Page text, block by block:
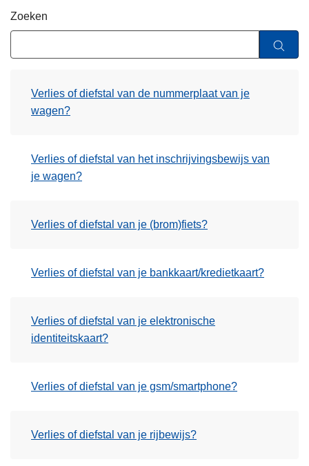
Zoeken
Verlies of diefstal van de nummerplaat van je
wagen?
Verlies of diefstal van het inschrijvingsbewijs van
je wagen?
Verlies of diefstal van je (brom)fiets?
Verlies of diefstal van je bankkaart/kredietkaart?
Verlies of diefstal van je elektronische
identiteitskaart?
Verlies of diefstal van je gsm/smartphone?
Verlies of diefstal van je rijbewijs?